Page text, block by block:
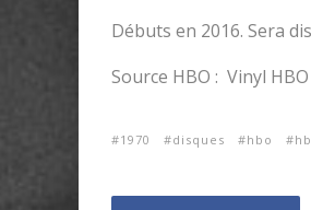
Débuts en 2016. Sera
Source HBO : Vinyl HBO
1970 disques hbo